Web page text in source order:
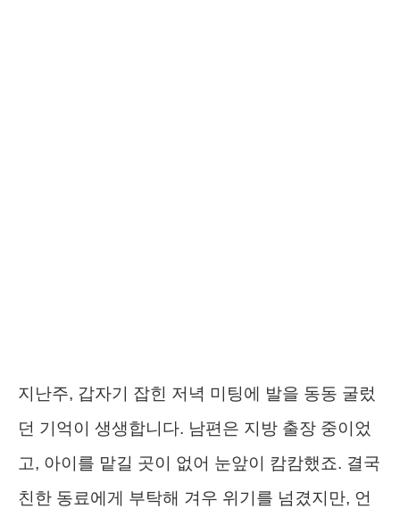
지난주, 갑자기 잡힌 저녁 미팅에 발을 동동 굴렀
던 기억이 생생합니다. 남편은 지방 출장 중이었
고, 아이를 맡길 곳이 없어 눈앞이 캄캄했죠. 결국
친한 동료에게 부탁해 겨우 위기를 넘겼지만, 언